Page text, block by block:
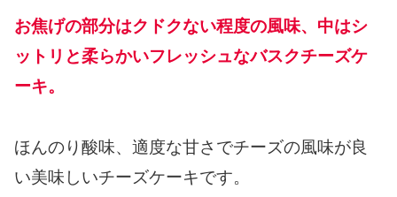
お焦げの部分はクドクない程度の風味、中はシ
ットリと柔らかいフレッシュなバスクチーズケ
ーキ。
ほんのり酸味、適度な甘さでチーズの風味が良
い美味しいチーズケーキです。